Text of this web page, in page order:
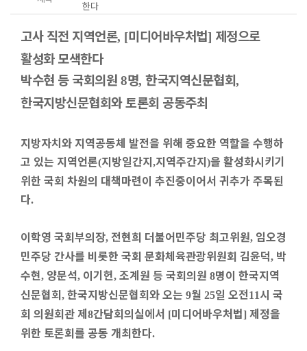
한다
고사 직전 지역언론, [미디어바우처법] 제정으로
활성화 모색한다
박수현 등 국회의원 8명, 한국지역신문협회,
한국지방신문협회와 토론회 공동주최
지방자치와 지역공동체 발전을 위해 중요한 역할을 수행하
고 있는 지역언론(지방일간지,지역주간지)을 활성화시키기
위한 국회 차원의 대책마련이 추진중이어서 귀추가 주목된
다.
이학영 국회부의장, 전현희 더불어민주당 최고위원, 임오경
민주당 간사를 비롯한 국회 문화체육관광위원회 김윤덕, 박
수현, 양문석, 이기헌, 조계원 등 국회의원 8명이 한국지역
신문협회, 한국지방신문협회와 오는 9월 25일 오전11시 국
회 의원회관 제8간담회의실에서 [미디어바우처법] 제정을
위한 토론회를 공동 개최한다.